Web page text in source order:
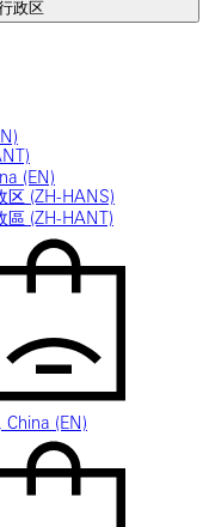
政区
(EN)
区 (ZH-HANS)
區 (ZH-HANT)
China (EN)